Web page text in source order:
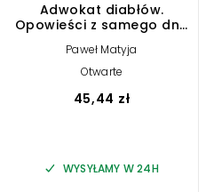
Adwokat diabłów.
Opowieści z samego dna
Paweł Matyja
Otwarte
45,44 zł
WYSYŁAMY W 24H